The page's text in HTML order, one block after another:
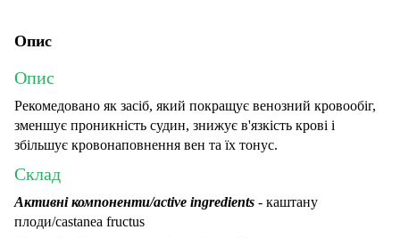
Опис
Опис
Рекомедовано як засіб, який покращує венозний кровообіг,
зменшує проникність судин, знижує в'язкість крові і
збільшує кровонаповнення вен та їх тонус.
Склад
Активні компоненти/active ingredients - каштану
плоди/castanea fructus